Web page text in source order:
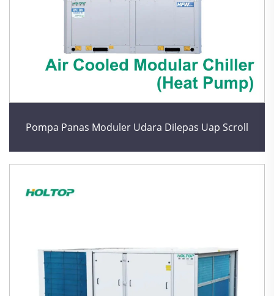
Pompa Panas Moduler Udara Dilepas Uap Scroll